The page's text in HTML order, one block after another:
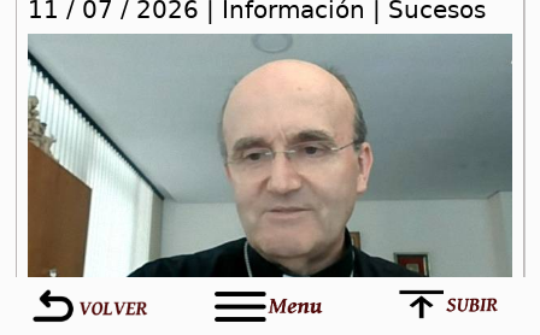
11 / 07 / 2026 | Información | Sucesos